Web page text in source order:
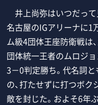
井上尚弥はいつだって
名古屋のIGアリーナに1
ム級4団体王座防衛戦は
団体統一王者のムロジョ
3－0判定勝ち。代名詞
の、打たせずに打つボ
敵を封じた。およそ6年